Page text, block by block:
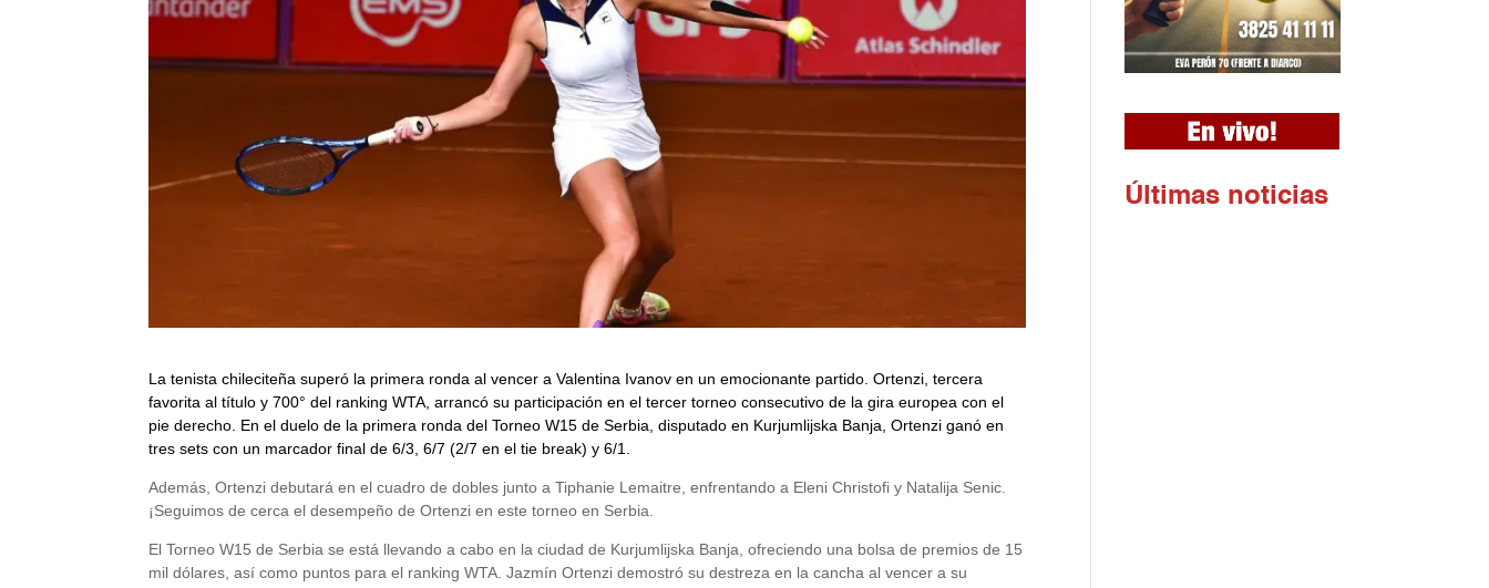
La tenista chileciteña superó la primera ronda al vencer a Valentina Ivanov en un emocionante partido. Ortenzi, tercera
favorita al título y 700° del ranking WTA, arrancó su participación en el tercer torneo consecutivo de la gira europea con el
pie derecho. En el duelo de la primera ronda del Torneo W15 de Serbia, disputado en Kurjumlijska Banja, Ortenzi ganó en
tres sets con un marcador final de 6/3, 6/7 (2/7 en el tie break) y 6/1.
Además, Ortenzi debutará en el cuadro de dobles junto a Tiphanie Lemaitre, enfrentando a Eleni Christofi y Natalija Senic.
¡Seguimos de cerca el desempeño de Ortenzi en este torneo en Serbia.
El Torneo W15 de Serbia se está llevando a cabo en la ciudad de Kurjumlijska Banja, ofreciendo una bolsa de premios de 15
mil dólares, así como puntos para el ranking WTA. Jazmín Ortenzi demostró su destreza en la cancha al vencer a su
Ú ltimas noticias